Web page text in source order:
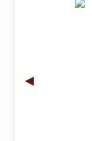
◄